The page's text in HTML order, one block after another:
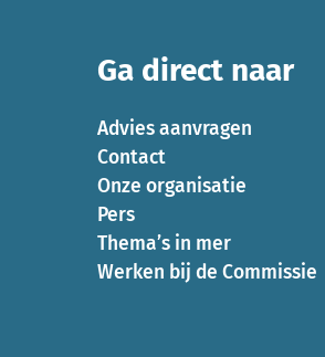
Ga direct naar
Advies aanvragen
Contact
Onze organisatie
Pers
Thema’s in mer
Werken bij de Commissie